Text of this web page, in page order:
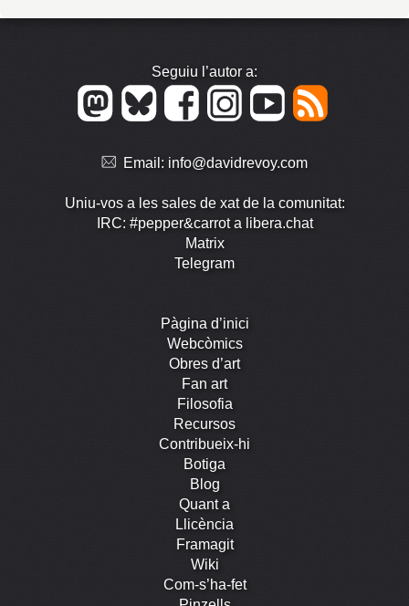
Seguiu l’autor a:
Email: info@davidrevoy.com
Uniu-vos a les sales de xat de la comunitat:
IRC: #pepper&carrot a libera.chat
Matrix
Telegram
Pàgina d’inici
Webcòmics
Obres d’art
Fan art
Filosofia
Recursos
Contribueix-hi
Botiga
Blog
Quant a
Llicència
Framagit
Wiki
Com-s’ha-fet